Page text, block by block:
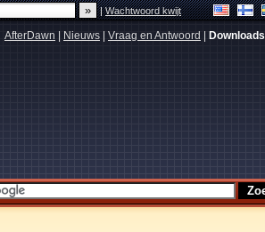
|Wachtwoord kwijt
AfterDawn Nieuws Vraag en Antwoord Downloads